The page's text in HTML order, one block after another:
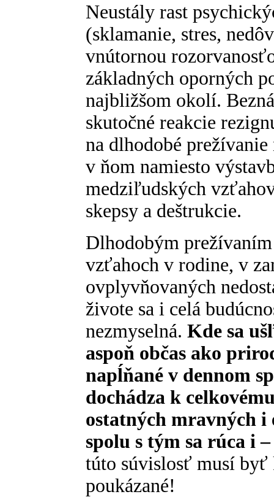
Neustály rast
(sklamanie, stres,
vnútornou
základných oporných
najbližšom okolí.
skutočné reakcie
na dlhodobé
v ňom namiesto
medziľudských
skepsy a deštrukcie.
Dlhodobým
vzťahoch v rodine, v
ovplyvňovaných
živote sa i celá
nezmyselná. Kde sa
aspoň občas ako
napĺňané v dennom
dochádza k
ostatných mravných
spolu s tým sa rúca i
túto súvislosť musí byť
poukázané!